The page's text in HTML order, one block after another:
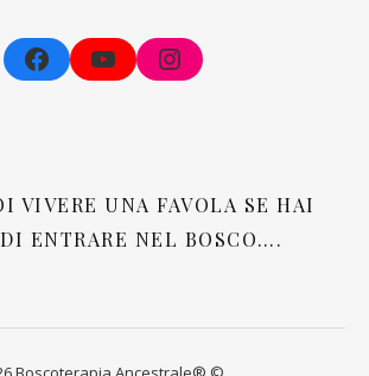
FacebookYouTubeInstagram
VIVERE UNA FAVOLA SE HAI
ENTRARE NEL BOSCO….